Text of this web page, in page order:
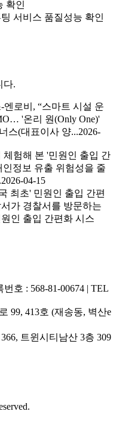
서비스 품질성능 확인
다.
엔로비, “스마트 시설 운
'온리 원(Only One)'
스(대표이사 양...2026-
체험해 본 '민원인 출입 간
정보 유출 위험성을 줄
2026-04-15
최초' 민원인 출입 간편
가 경찰서를 방문하는
인 출입 간편화 시스
호 : 568-81-00674 | TEL
99, 413호 (재송동, 벽산e
트윈시티남산 3층 309